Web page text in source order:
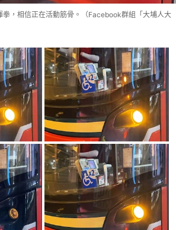
拳，相信正在活動筋骨。（Facebook群組「大埔人大